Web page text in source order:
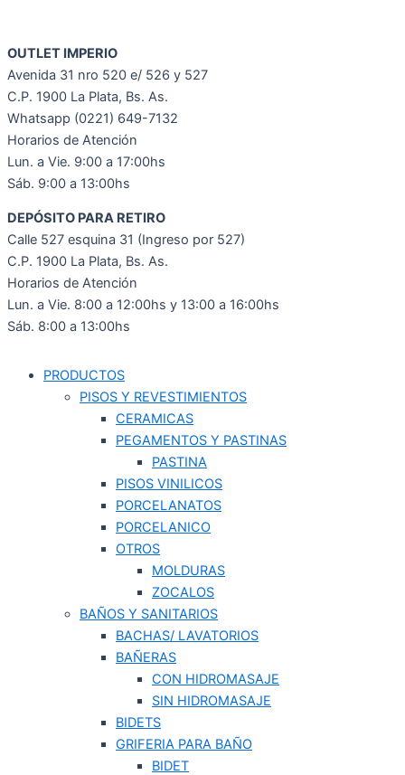
OUTLET IMPERIO
Avenida 31 nro 520 e/ 526 y 527
C.P. 1900 La Plata, Bs. As.
Whatsapp (0221) 649-7132
Horarios de Atención
Lun. a Vie. 9:00 a 17:00hs
Sáb. 9:00 a 13:00hs
DEPÓSITO PARA RETIRO
Calle 527 esquina 31 (Ingreso por 527)
C.P. 1900 La Plata, Bs. As.
Horarios de Atención
Lun. a Vie. 8:00 a 12:00hs y 13:00 a 16:00hs
Sáb. 8:00 a 13:00hs
PRODUCTOS
PISOS Y REVESTIMIENTOS
CERAMICAS
PEGAMENTOS Y PASTINAS
PASTINA
PISOS VINILICOS
PORCELANATOS
PORCELANICO
OTROS
MOLDURAS
ZOCALOS
BAÑOS Y SANITARIOS
BACHAS/ LAVATORIOS
BAÑERAS
CON HIDROMASAJE
SIN HIDROMASAJE
BIDETS
GRIFERIA PARA BAÑO
BIDET